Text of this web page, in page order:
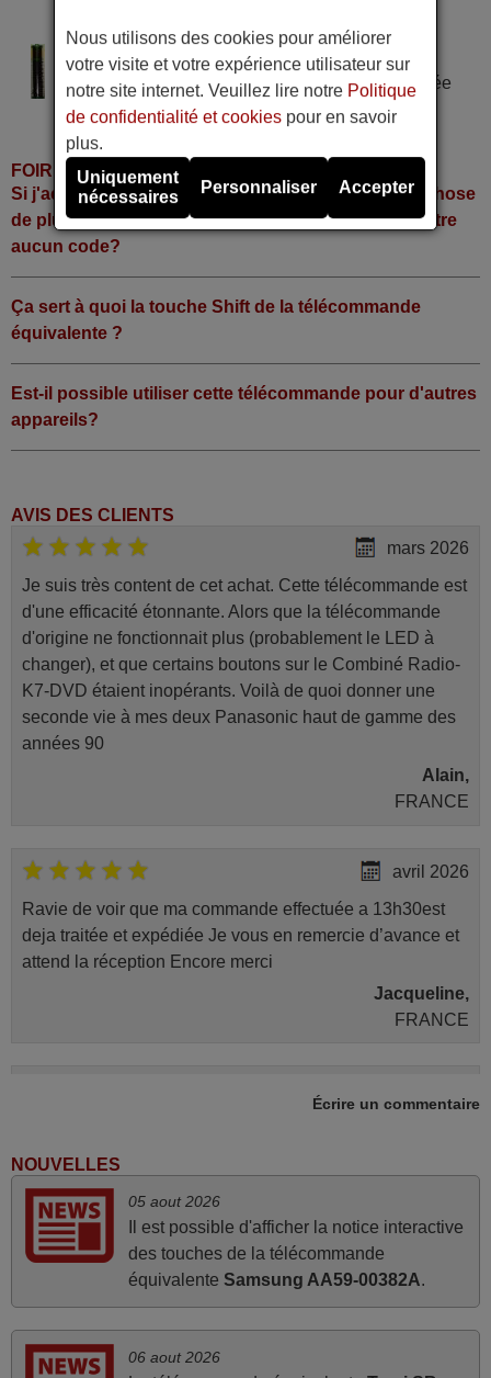
Alimentation : 2 piles type AAA
Pile alcaline type AAA LR06 tension 1,5 V utilisée
dans la grande majorité de télécommandes.
FOIRE AUX QUESTIONS
Si j'achète la télécommande, dois-je faire quelque chose
de plus ou fonctionne-t-elle directement sans y mettre
aucun code?
Ça sert à quoi la touche Shift de la télécommande
équivalente ?
Est-il possible utiliser cette télécommande pour d'autres
appareils?
AVIS DES CLIENTS
mars 2026
Je suis très content de cet achat. Cette télécommande est
d'une efficacité étonnante. Alors que la télécommande
d'origine ne fonctionnait plus (probablement le LED à
changer), et que certains boutons sur le Combiné Radio-
K7-DVD étaient inopérants. Voilà de quoi donner une
seconde vie à mes deux Panasonic haut de gamme des
années 90
Alain,
FRANCE
avril 2026
Ravie de voir que ma commande effectuée a 13h30est
deja traitée et expédiée Je vous en remercie d’avance et
attend la réception Encore merci
Jacqueline,
FRANCE
Écrire un commentaire
NOUVELLES
05 aout 2026
Il est possible d'afficher la notice interactive
des touches de la télécommande
équivalente Samsung AA59-00382A.
06 aout 2026
Nous utilisons des cookies pour améliorer
votre visite et votre expérience utilisateur sur
notre site internet. Veuillez lire notre Politique
de confidentialité et cookies pour en savoir
plus.
Uniquement
nécessaires
Personnaliser Accepter